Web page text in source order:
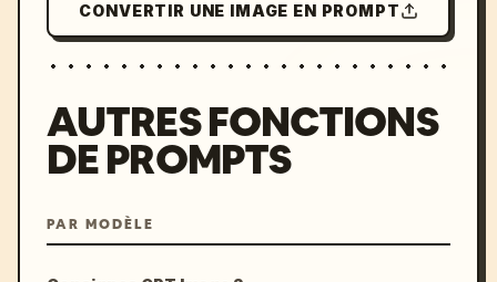
CONVERTIR UNE IMAGE EN PROMPT
AUTRES FONCTIONS
DE PROMPTS
PAR MODÈLE